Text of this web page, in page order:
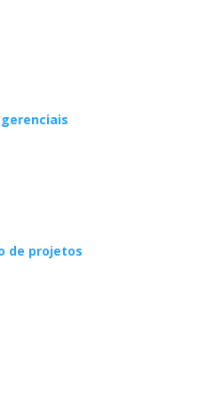
de projetos